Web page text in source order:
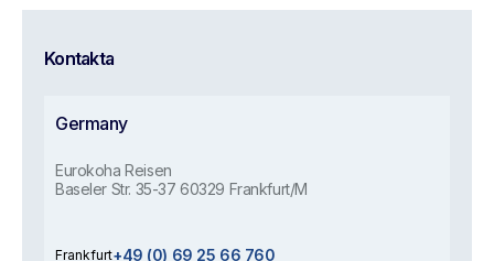
Kontakta
Germany
Eurokoha Reisen
Baseler Str. 35-37 60329 Frankfurt/M
Frankfurt+49 (0) 69 25 66 760